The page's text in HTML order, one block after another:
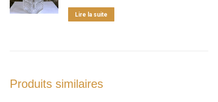
Lire la suite
Produits similaires